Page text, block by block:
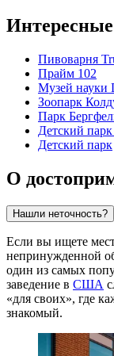
Интересные
Пивоварня
Прайм 102
Музей науки
Зоопарк
Парк
Детский
Детский парк
О
Нашли неточность?
Если вы ищете
непринужденной
один из самых
заведение в США
«для своих», где
знакомый.